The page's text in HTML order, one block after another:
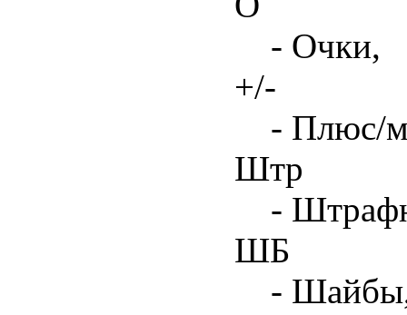
- Очки,
+/-
- Плюс/
Штр
-
ШБ
- Шайбы,